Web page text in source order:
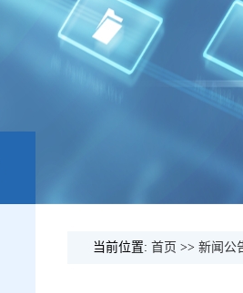
当前位置: 首页 >> 新闻公